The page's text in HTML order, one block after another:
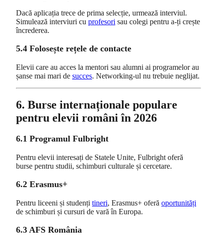
Dacă aplicația trece de prima selecție, urmează interviul.
Simulează interviuri cu profesori sau colegi pentru a-ți crește
încrederea.
5.4 Folosește rețele de contacte
Elevii care au acces la mentori sau alumni ai programelor au
șanse mai mari de succes. Networking-ul nu trebuie neglijat.
6. Burse internaționale populare
pentru elevii români în 2026
6.1 Programul Fulbright
Pentru elevii interesați de Statele Unite, Fulbright oferă
burse pentru studii, schimburi culturale și cercetare.
6.2 Erasmus+
Pentru liceeni și studenți tineri, Erasmus+ oferă oportunități
de schimburi și cursuri de vară în Europa.
6.3 AFS România